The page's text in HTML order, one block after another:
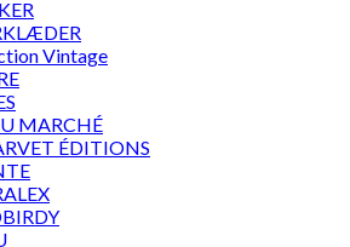
Vintage
MARCHÉ
ÉDITIONS